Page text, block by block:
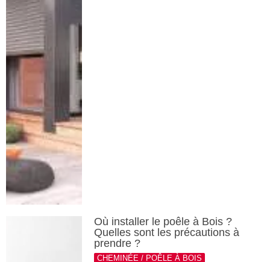
Où installer le poêle à Bois ?
Quelles sont les précautions à
prendre ?
CHEMINÉE / POÊLE À BOIS